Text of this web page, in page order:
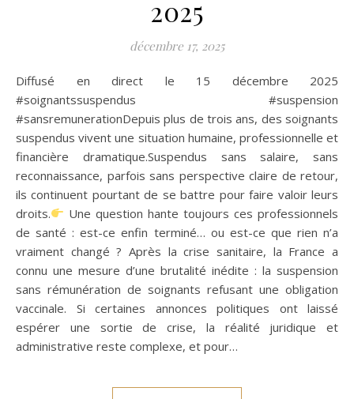
2025
décembre 17, 2025
Diffusé en direct le 15 décembre 2025
#soignantssuspendus #suspension
#sansremunerationDepuis plus de trois ans, des soignants
suspendus vivent une situation humaine, professionnelle et
financière dramatique.Suspendus sans salaire, sans
reconnaissance, parfois sans perspective claire de retour,
ils continuent pourtant de se battre pour faire valoir leurs
droits.
Une question hante toujours ces professionnels
de santé : est-ce enfin terminé… ou est-ce que rien n’a
vraiment changé ? Après la crise sanitaire, la France a
connu une mesure d’une brutalité inédite : la suspension
sans rémunération de soignants refusant une obligation
vaccinale. Si certaines annonces politiques ont laissé
espérer une sortie de crise, la réalité juridique et
administrative reste complexe, et pour…